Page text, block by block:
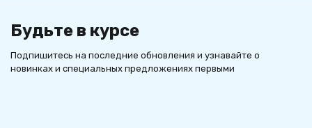
Будьте в курсе
Подпишитесь на последние обновления и узнавайте о
новинках и специальных предложениях первыми